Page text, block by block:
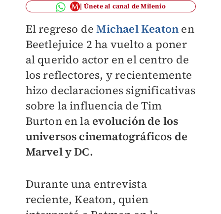
Únete al canal de Milenio
El regreso deMichael Keaton en
Beetlejuice 2 ha vuelto a poner
al querido actor en el centro de
los reflectores, y recientemente
hizo declaraciones significativas
sobre la influencia de Tim
Burton en la evolución de los
universos cinematográficos de
Marvel y DC.
Durante una entrevista
reciente, Keaton, quien